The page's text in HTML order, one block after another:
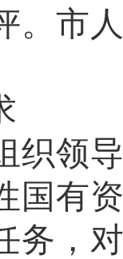
。市
织领
国有
务，